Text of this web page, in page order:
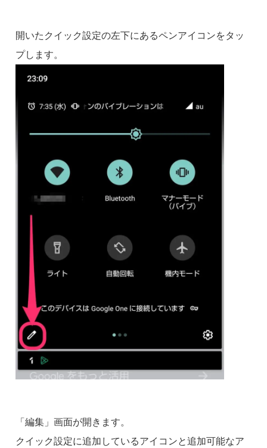
開いたクイック設定の左下にあるペンアイコンをタッ
プします。
「編集」画面が開きます。
クイック設定に追加しているアイコンと追加可能なア